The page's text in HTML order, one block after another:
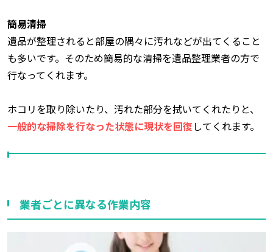
簡易清掃
遺品が整理されると部屋の隅々に汚れなどが出てくること
も多いです。そのため簡易的な清掃を遺品整理業者の方で
行なってくれます。
ホコリを取り除いたり、汚れた部分を拭いてくれたりと、
一般的な掃除を行なった状態に現状を回復してくれます。
業者ごとに異なる作業内容